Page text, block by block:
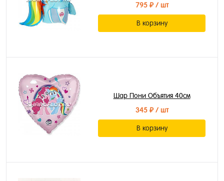
795 ₽/ шт
В корзину
Шар Пони Объятия 40см
345 ₽/ шт
В корзину